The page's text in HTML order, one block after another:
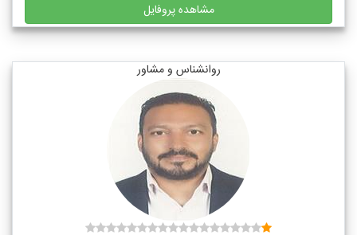
مشاهده پروفایل
روانشناس و مشاور